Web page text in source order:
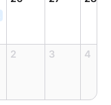
2 3 4